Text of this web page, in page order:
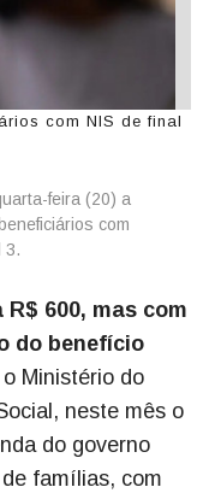
com NIS de final
feira (20) a
com
3.
600, mas com
do benefício
Ministério do
neste mês o
do governo
famílias, com